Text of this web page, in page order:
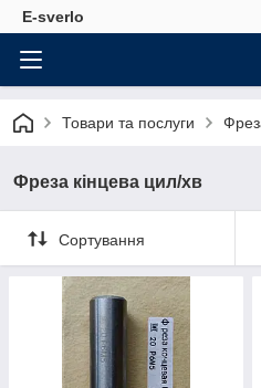
E-sverlo
Товари та послуги
Фреза кінцева цил/хв
Сортування